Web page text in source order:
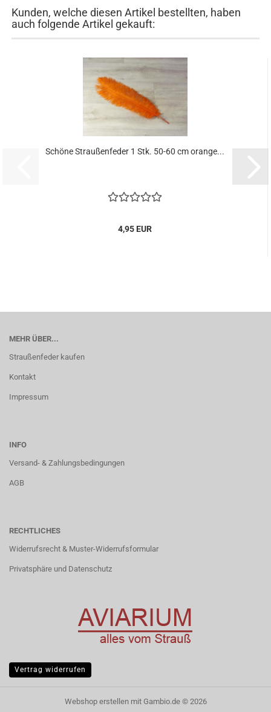
Kunden, welche diesen Artikel bestellten, haben
auch folgende Artikel gekauft:
Schöne Straußenfeder 1 Stk. 50-60 cm orange...
4,95 EUR
MEHR ÜBER...
Straußenfeder kaufen
Kontakt
Impressum
INFO
Versand- & Zahlungsbedingungen
AGB
RECHTLICHES
Widerrufsrecht & Muster-Widerrufsformular
Privatsphäre und Datenschutz
Vertrag widerrufen
Webshop erstellenmit Gambio.de © 2026